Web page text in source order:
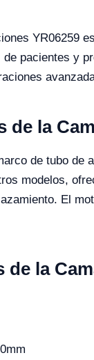
YR06259
pacientes y
la
de tubo
modelos,
El
la